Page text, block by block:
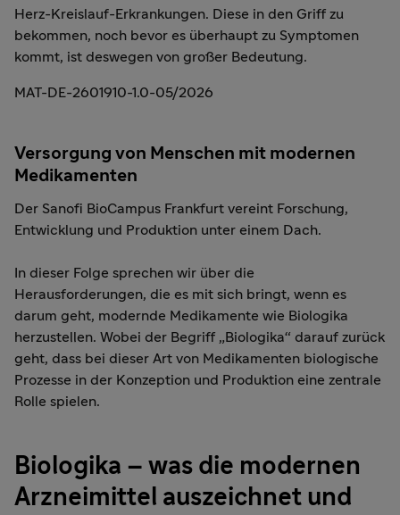
Herz-Kreislauf-Erkrankungen. Diese in den Griff zu
bekommen, noch bevor es überhaupt zu Symptomen
kommt, ist deswegen von großer Bedeutung.
MAT-DE-2601910-1.0-05/2026
Versorgung von Menschen mit modernen
Medikamenten
Der Sanofi BioCampus Frankfurt vereint Forschung,
Entwicklung und Produktion unter einem Dach.
In dieser Folge sprechen wir über die
Herausforderungen, die es mit sich bringt, wenn es
darum geht, modernde Medikamente wie Biologika
herzustellen. Wobei der Begriff „Biologika“ darauf zurück
geht, dass bei dieser Art von Medikamenten biologische
Prozesse in der Konzeption und Produktion eine zentrale
Rolle spielen.
Biologika – was die modernen
Arzneimittel auszeichnet und